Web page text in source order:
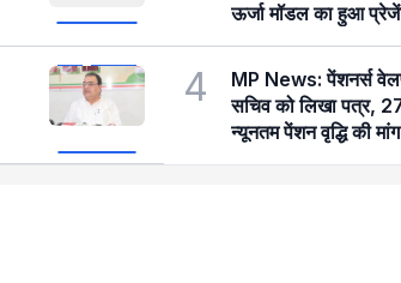
ऊर्जा मॉडल का हुआ
4
MP News: पेंशनर्स
सचिव को लिखा पत्र, 27 माह का बकाया एरियर देने और
न्यूनतम पेंशन वृद्धि की मांग